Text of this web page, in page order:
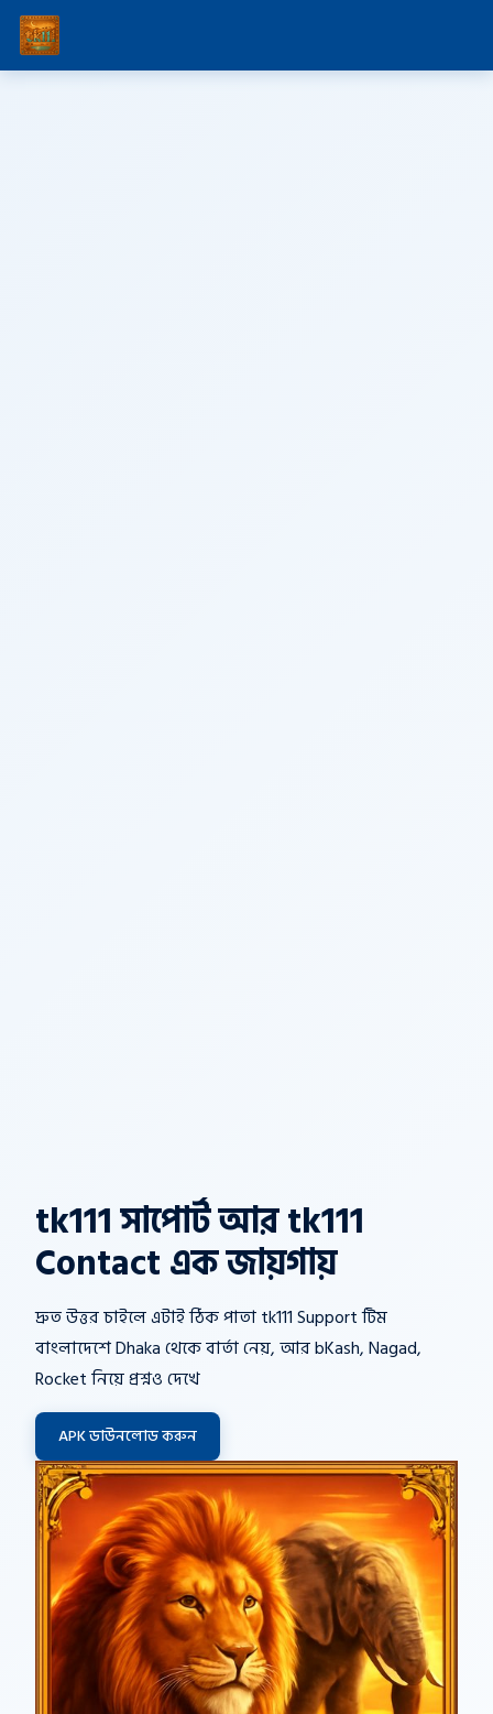
tk111 সাপোর্ট আর tk111
Contact এক জায়গায়
দ্রুত উত্তর চাইলে এটাই ঠিক পাতা tk111 Support টিম
বাংলাদেশে Dhaka থেকে বার্তা নেয়, আর bKash, Nagad,
Rocket নিয়ে প্রশ্নও দেখে
APK ডাউনলোড করুন